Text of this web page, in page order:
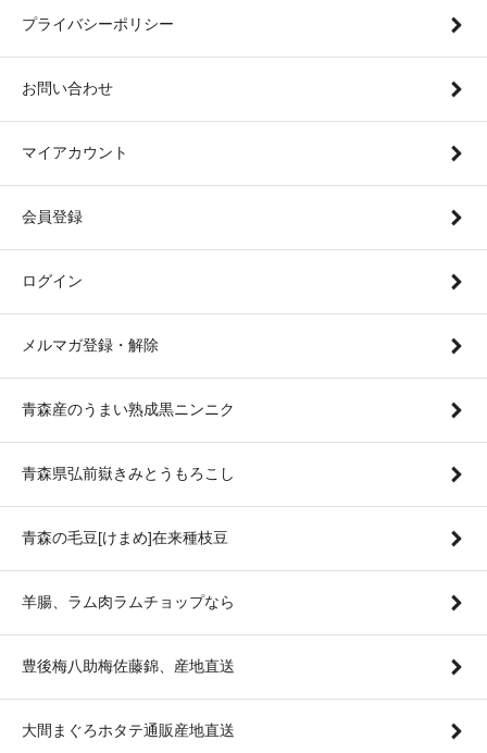
プライバシーポリシー
お問い合わせ
マイアカウント
会員登録
ログイン
メルマガ登録・解除
青森産のうまい熟成黒ニンニク
青森県弘前嶽きみとうもろこし
青森の毛豆[けまめ]在来種枝豆
羊腸、ラム肉ラムチョップなら
豊後梅八助梅佐藤錦、産地直送
大間まぐろホタテ通販産地直送